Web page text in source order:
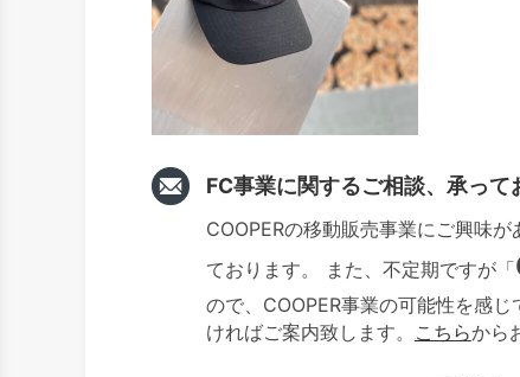
FC事業に関するご相談、承って
COOPERの移動販売事業にご興味
ております。 また、不定期ですが「
ので、COOPER事業の可能性を感
ければご案内致します。
こちらから